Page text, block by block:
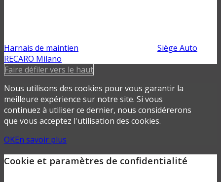
Harnais de maintien
Siège Auto
RECARO Milano
Faire défiler vers le haut
Nous utilisons des cookies pour vous garantir la
meilleure expérience sur notre site. Si vous
continuez à utiliser ce dernier, nous considérerons
que vous acceptez l'utilisation des cookies.
OKEn savoir plus
Cookie et paramètres de confidentialité